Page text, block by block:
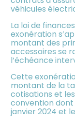
véhicules
La loi de
exonération
montant des
accessoires se
l’échéance
Cette
montant de la
cotisations et
convention dont
janvier 2024 et